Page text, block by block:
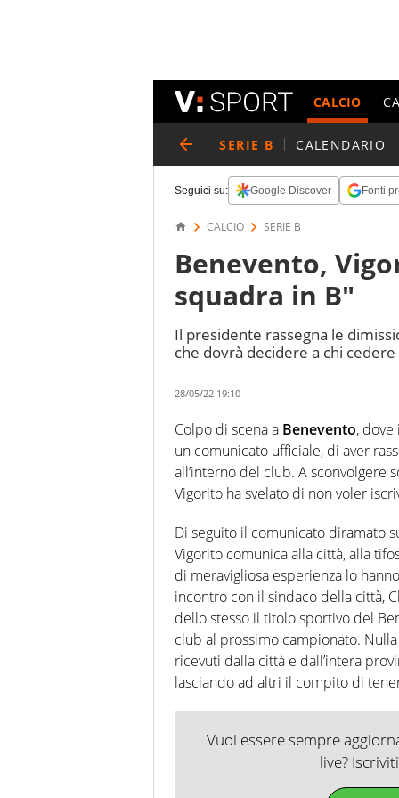
CALCIO
SERIE B CALENDARIO
Seguici su: Google Discover Fonti
CALCIO SERIE B
Benevento,
squadra in B"
Il presidente rassegna le
che dovrà decidere a chi
28/05/22 19:10
Colpo di scena a Benevento,
un comunicato ufficiale, di aver
all’interno del club. A sconvolgere
Vigorito ha svelato di non voler
Di seguito il comunicato diramato
Vigorito comunica alla città, alla
di meravigliosa esperienza lo
incontro con il sindaco della città,
dello stesso il titolo sportivo del
club al prossimo campionato.
ricevuti dalla città e dall’intera
lasciando ad altri il compito di
Vuoi essere sempre
live?